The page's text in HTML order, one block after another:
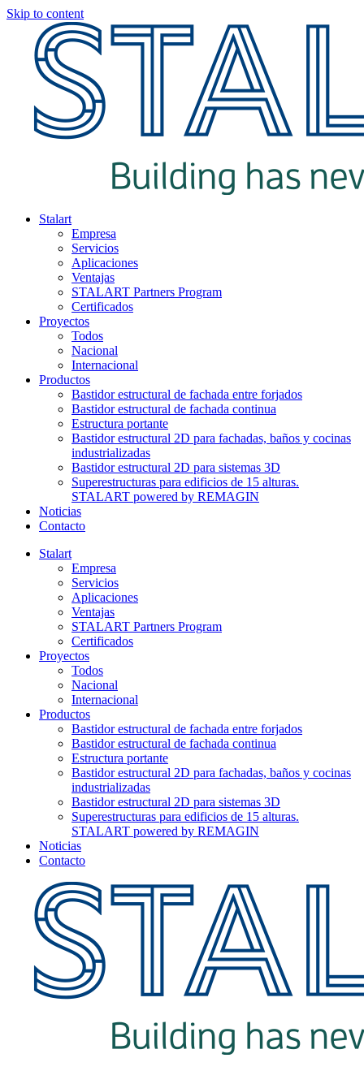
Skip to content
Stalart
Empresa
Servicios
Aplicaciones
Ventajas
STALART Partners Program
Certificados
Proyectos
Todos
Nacional
Internacional
Productos
Bastidor estructural de fachada entre forjados
Bastidor estructural de fachada continua
Estructura portante
Bastidor estructural 2D para fachadas, baños y cocinas
industrializadas
Bastidor estructural 2D para sistemas 3D
Superestructuras para edificios de 15 alturas.
STALART powered by REMAGIN
Noticias
Contacto
Stalart
Empresa
Servicios
Aplicaciones
Ventajas
STALART Partners Program
Certificados
Proyectos
Todos
Nacional
Internacional
Productos
Bastidor estructural de fachada entre forjados
Bastidor estructural de fachada continua
Estructura portante
Bastidor estructural 2D para fachadas, baños y cocinas
industrializadas
Bastidor estructural 2D para sistemas 3D
Superestructuras para edificios de 15 alturas.
STALART powered by REMAGIN
Noticias
Contacto